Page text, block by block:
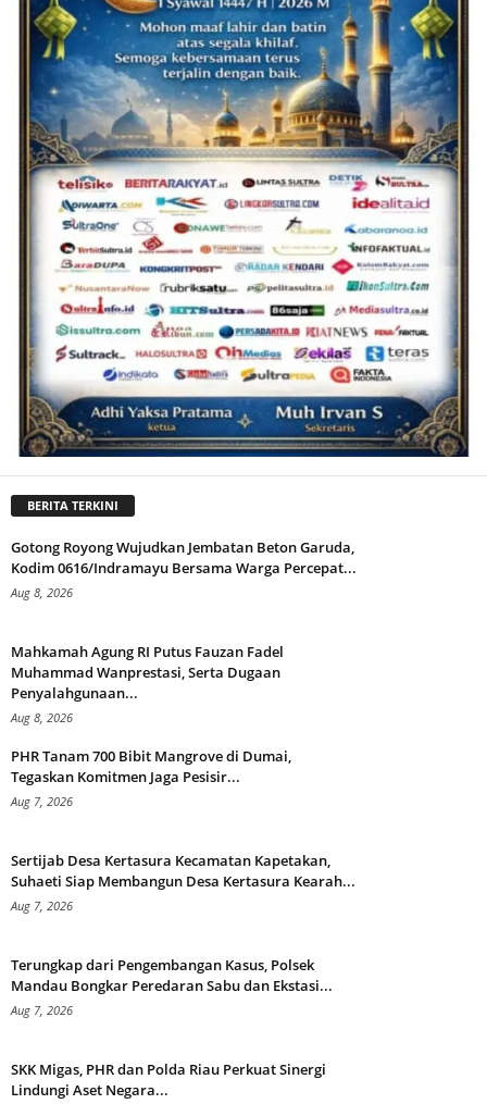
BERITA TERKINI
Gotong Royong Wujudkan Jembatan Beton Garuda,
Kodim 0616/Indramayu Bersama Warga Percepat...
Aug 8, 2026
Mahkamah Agung RI Putus Fauzan Fadel
Muhammad Wanprestasi, Serta Dugaan
Penyalahgunaan...
Aug 8, 2026
PHR Tanam 700 Bibit Mangrove di Dumai,
Tegaskan Komitmen Jaga Pesisir...
Aug 7, 2026
Sertijab Desa Kertasura Kecamatan Kapetakan,
Suhaeti Siap Membangun Desa Kertasura Kearah...
Aug 7, 2026
Terungkap dari Pengembangan Kasus, Polsek
Mandau Bongkar Peredaran Sabu dan Ekstasi...
Aug 7, 2026
SKK Migas, PHR dan Polda Riau Perkuat Sinergi
Lindungi Aset Negara...